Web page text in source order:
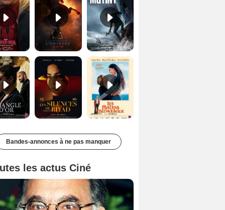
Les Silences de Riyad Bande-annonce VO STFR Les Matins merveilleux Bande-annonce VF
Bandes-annonces à ne pas manquer
les actus Ciné